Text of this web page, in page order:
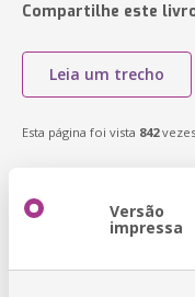
Compartilhe este
Leia um trecho
Esta página foi vista 842
Versão
impressa